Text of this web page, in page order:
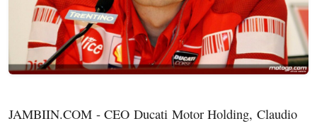
JAMBIIN.COM - CEO Ducati Motor Holding, Claudio